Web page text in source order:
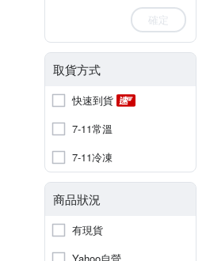
確定
取貨方式
快速到貨
7-11常溫
7-11冷凍
商品狀況
有現貨